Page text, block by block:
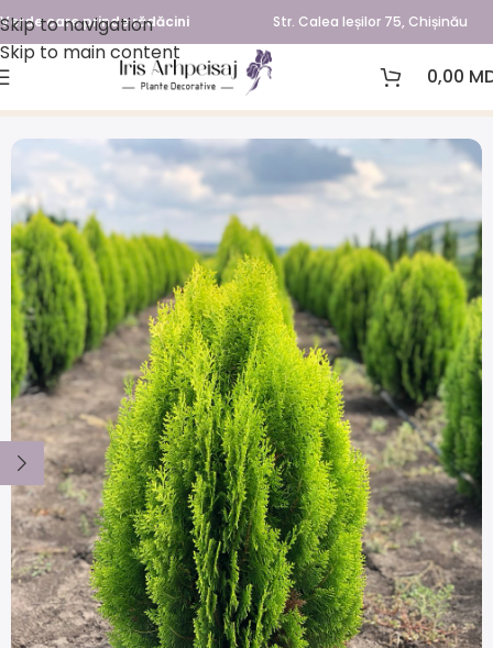
Skip to navigation
Skip to main content
Verde care prinde rădăcini Str. Calea Ieșilor 75, Chișinău
0,00
Prima pagină Plante pentru garduri vii